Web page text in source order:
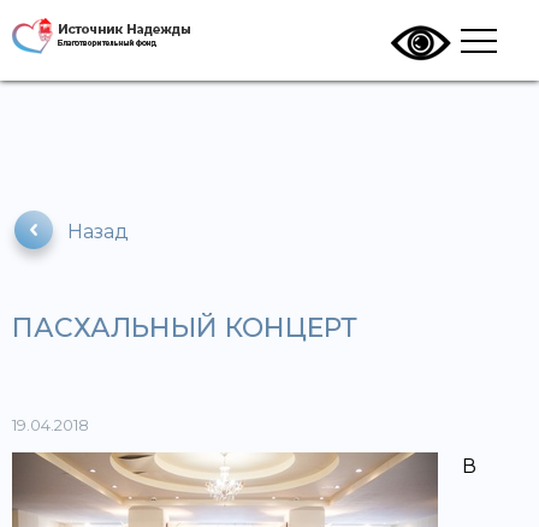
Назад
ПАСХАЛЬНЫЙ КОНЦЕРТ
19.04.2018
В